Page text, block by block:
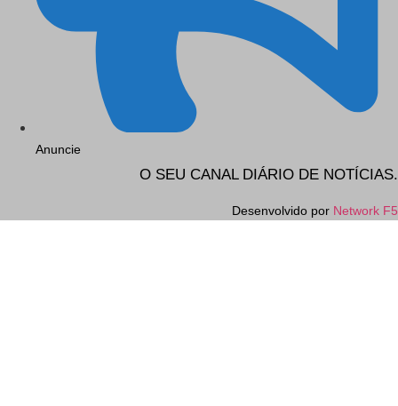
Anuncie
O SEU CANAL DIÁRIO DE NOTÍCIAS.
Desenvolvido por Network F5